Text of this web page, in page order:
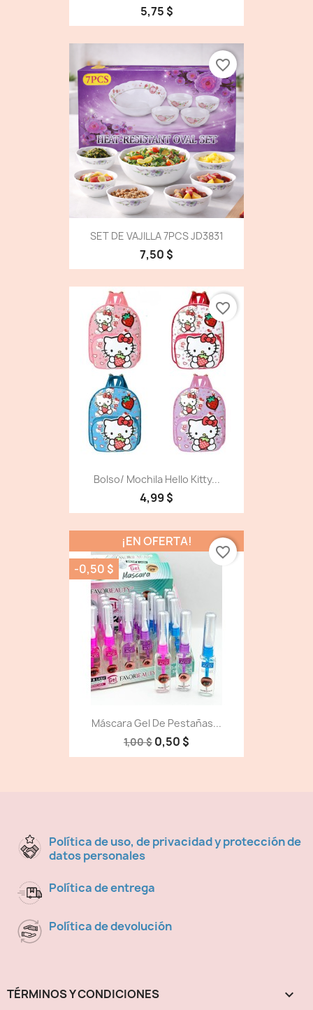
5,75 $
SET DE VAJILLA 7PCS JD3831
7,50 $
favorite_border
Bolso/ Mochila Hello Kitty...
4,99 $
favorite_border
Máscara Gel De Pestañas...
1,00 $ 0,50 $
¡EN OFERTA!
-0,50 $
favorite_border
Política de uso, de privacidad y protección de
datos personales
Política de entrega
Política de devolución
TÉRMINOS Y CONDICIONES 